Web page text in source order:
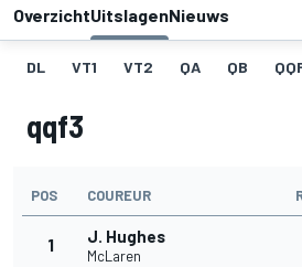
OverzichtUitslagenNieuws
DL VT1 VT2 QA QB
qqf3
POS COUREUR
1 J. Hughes
McLaren